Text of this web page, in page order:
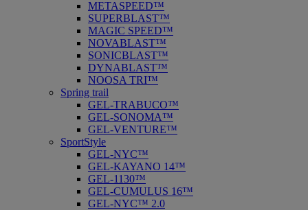
METASPEED™
SUPERBLAST™
MAGIC SPEED™
NOVABLAST™
SONICBLAST™
DYNABLAST™
NOOSA TRI™
Spring trail
GEL-TRABUCO™
GEL-SONOMA™
GEL-VENTURE™
SportStyle
GEL-NYC™
GEL-KAYANO 14™
GEL-1130™
GEL-CUMULUS 16™
GEL-NYC™ 2.0